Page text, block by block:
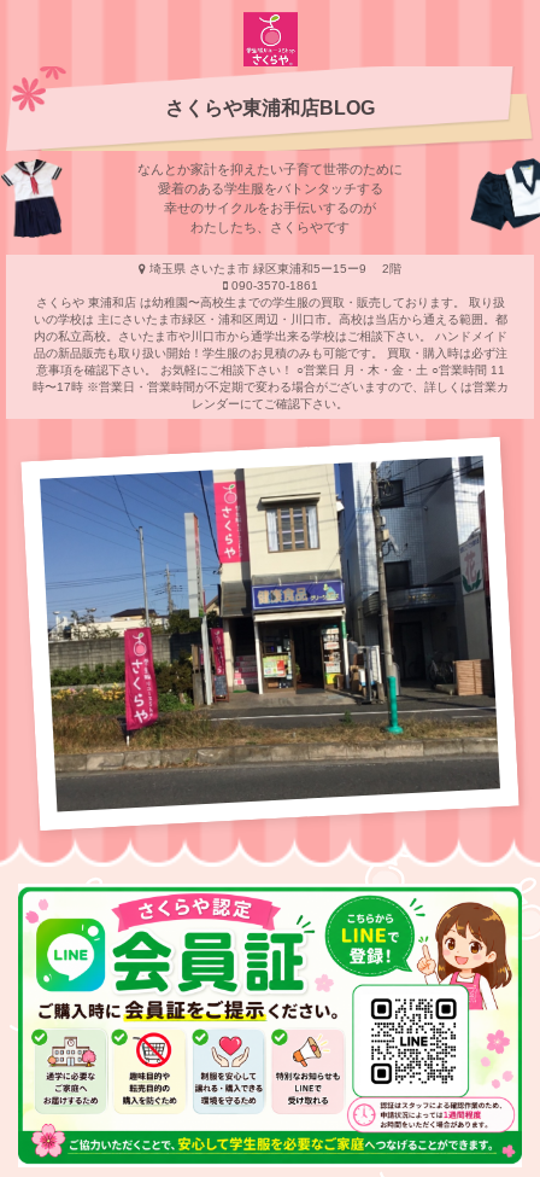
さくらや東浦和店BLOG
なんとか家計を抑えたい子育て世帯のために
愛着のある学⽣服をバトンタッチする
幸せのサイクルをお⼿伝いするのが
わたしたち、さくらやです
埼玉県 さいたま市 緑区東浦和5ー15ー9 2階
090-3570-1861
さくらや 東浦和店 は幼稚園〜高校生までの学生服の買取・販売しております。 取り扱
いの学校は 主にさいたま市緑区・浦和区周辺・川口市。高校は当店から通える範囲。都
内の私立高校。さいたま市や川口市から通学出来る学校はご相談下さい。 ハンドメイド
品の新品販売も取り扱い開始！学生服のお見積のみも可能です。 買取・購入時は必ず注
意事項を確認下さい。 お気軽にご相談下さい！ ○営業日 月・木・金・土 ○営業時間 11
時〜17時 ※営業日・営業時間が不定期で変わる場合がございますので、詳しくは営業カ
レンダーにてご確認下さい。